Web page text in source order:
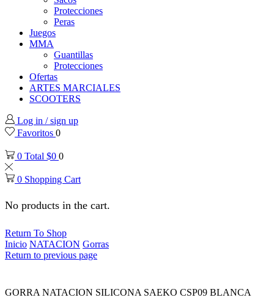
Protecciones
Peras
Juegos
MMA
Guantillas
Protecciones
Ofertas
ARTES MARCIALES
SCOOTERS
Log in / sign up
Favoritos 0
0 Total $0 0
0 Shopping Cart
No products in the cart.
Return To Shop
Inicio NATACION Gorras
Return to previous page
GORRA NATACION SILICONA SAEKO CSP09 BLANCA